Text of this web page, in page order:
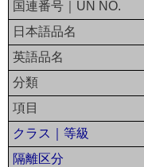
国連番号｜UN NO.
日本語品名
英語品名
分類
項目
クラス｜等級
隔離区分